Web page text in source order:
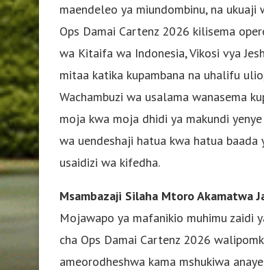
maendeleo ya miundombinu, na ukuaji
Ops Damai Cartenz 2026 kilisema
wa Kitaifa wa Indonesia, Vikosi vya
mitaa katika kupambana na uhalifu
Wachambuzi wa usalama wanasema
moja kwa moja dhidi ya makundi
wa uendeshaji hatua kwa hatua baada
usaidizi wa kifedha.
Msambazaji Silaha Mtoro Akamatwa
Mojawapo ya mafanikio muhimu zaidi
cha Ops Damai Cartenz 2026
ameorodheshwa kama mshukiwa